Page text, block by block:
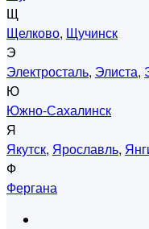
Щ
Щелково, Щучинск
Э
Электросталь, Элиста,
Ю
Южно-Сахалинск
Я
Якутск, Ярославль,
Ф
Фергана